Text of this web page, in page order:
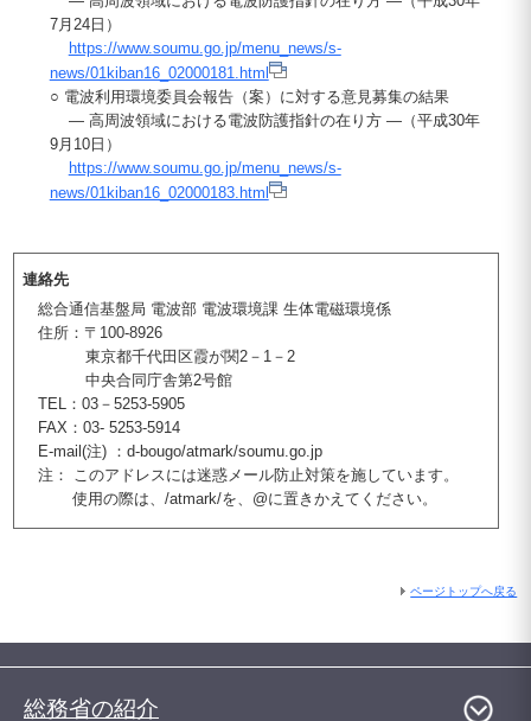
7月24日）
https://www.soumu.go.jp/menu_news/s-
news/01kiban16_02000181.html
○ 電波利用環境委員会報告（案）に対する意見募集の結果
― 高周波領域における電波防護指針の在り方 ―（平成30年
9月10日）
https://www.soumu.go.jp/menu_news/s-
news/01kiban16_02000183.html
連絡先
総合通信基盤局 電波部 電波環境課 生体電磁環境係
住所：〒100-8926
東京都千代田区霞が関2－1－2
中央合同庁舎第2号館
TEL：03－5253-5905
FAX：03- 5253-5914
E-mail(注) ：d-bougo/atmark/soumu.go.jp
注： このアドレスには迷惑メール防止対策を施しています。
使用の際は、/atmark/を、@に置きかえてください。
ページトップへ戻る
総務省の紹介